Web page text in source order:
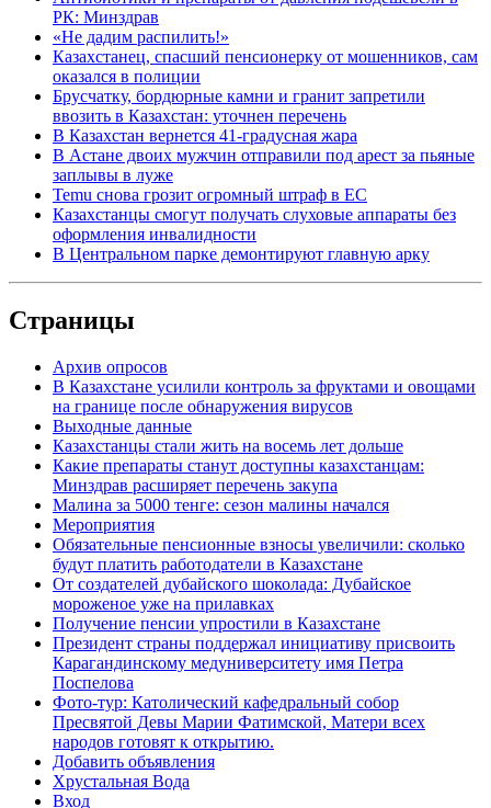
РК: Минздрав
«Не дадим распилить!»
Казахстанец, спасший пенсионерку от мошенников, сам
оказался в полиции
Брусчатку, бордюрные камни и гранит запретили
ввозить в Казахстан: уточнен перечень
В Казахстан вернется 41-градусная жара
В Астане двоих мужчин отправили под арест за пьяные
заплывы в луже
Temu снова грозит огромный штраф в ЕС
Казахстанцы смогут получать слуховые аппараты без
оформления инвалидности
В Центральном парке демонтируют главную арку
Страницы
Архив опросов
В Казахстане усилили контроль за фруктами и овощами
на границе после обнаружения вирусов
Выходные данные
Казахстанцы стали жить на восемь лет дольше
Какие препараты станут доступны казахстанцам:
Минздрав расширяет перечень закупа
Малина за 5000 тенге: сезон малины начался
Мероприятия
Обязательные пенсионные взносы увеличили: сколько
будут платить работодатели в Казахстане
От создателей дубайского шоколада: Дубайское
мороженое уже на прилавках
Получение пенсии упростили в Казахстане
Президент страны поддержал инициативу присвоить
Карагандинскому медуниверситету имя Петра
Поспелова
Фото-тур: Католический кафедральный собор
Пресвятой Девы Марии Фатимской, Матери всех
народов готовят к открытию.
Добавить объявления
Хрустальная Вода
Вход